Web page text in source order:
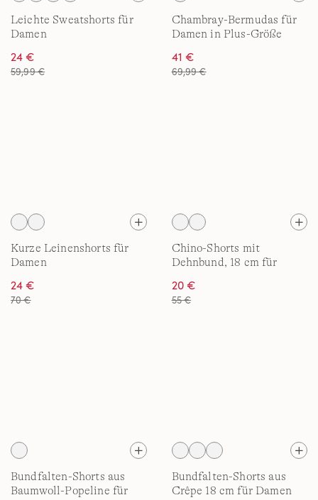
Leichte Sweatshorts für
Damen
24 €
59,99 €
Chambray-Bermudas für
Damen in Plus-Größe
41 €
69,99 €
Kurze Leinenshorts für
Damen
24 €
70 €
Chino-Shorts mit
Dehnbund, 18 cm für
20 €
55 €
Bundfalten-Shorts aus
Baumwoll-Popeline für
Bundfalten-Shorts aus
Crêpe 18 cm für Damen